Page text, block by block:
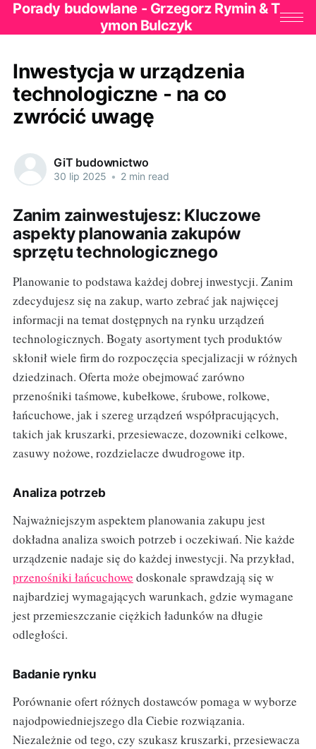
Porady budowlane - Grzegorz Rymin & T
ymon Bulczyk
Inwestycja w urządzenia
technologiczne - na co
zwrócić uwagę
GiT budownictwo
30 lip 2025 • 2 min read
Zanim zainwestujesz: Kluczowe
aspekty planowania zakupów
sprzętu technologicznego
Planowanie to podstawa każdej dobrej inwestycji. Zanim
zdecydujesz się na zakup, warto zebrać jak najwięcej
informacji na temat dostępnych na rynku urządzeń
technologicznych. Bogaty asortyment tych produktów
skłonił wiele firm do rozpoczęcia specjalizacji w różnych
dziedzinach. Oferta może obejmować zarówno
przenośniki taśmowe, kubełkowe, śrubowe, rolkowe,
łańcuchowe, jak i szereg urządzeń współpracujących,
takich jak kruszarki, przesiewacze, dozowniki celkowe,
zasuwy nożowe, rozdzielacze dwudrogowe itp.
Analiza potrzeb
Najważniejszym aspektem planowania zakupu jest
dokładna analiza swoich potrzeb i oczekiwań. Nie każde
urządzenie nadaje się do każdej inwestycji. Na przykład,
przenośniki łańcuchowe doskonale sprawdzają się w
najbardziej wymagających warunkach, gdzie wymagane
jest przemieszczanie ciężkich ładunków na długie
odległości.
Badanie rynku
Porównanie ofert różnych dostawców pomaga w wyborze
najodpowiedniejszego dla Ciebie rozwiązania.
Niezależnie od tego, czy szukasz kruszarki, przesiewacza